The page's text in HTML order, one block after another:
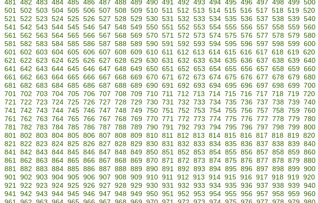
481 482 483 484 485 486 487 488 489 490 491 492 493 494 495 496 497 498 499 500
501 502 503 504 505 506 507 508 509 510 511 512 513 514 515 516 517 518 519 520
521 522 523 524 525 526 527 528 529 530 531 532 533 534 535 536 537 538 539 540
541 542 543 544 545 546 547 548 549 550 551 552 553 554 555 556 557 558 559 560
561 562 563 564 565 566 567 568 569 570 571 572 573 574 575 576 577 578 579 580
581 582 583 584 585 586 587 588 589 590 591 592 593 594 595 596 597 598 599 600
601 602 603 604 605 606 607 608 609 610 611 612 613 614 615 616 617 618 619 620
621 622 623 624 625 626 627 628 629 630 631 632 633 634 635 636 637 638 639 640
641 642 643 644 645 646 647 648 649 650 651 652 653 654 655 656 657 658 659 660
661 662 663 664 665 666 667 668 669 670 671 672 673 674 675 676 677 678 679 680
681 682 683 684 685 686 687 688 689 690 691 692 693 694 695 696 697 698 699 700
701 702 703 704 705 706 707 708 709 710 711 712 713 714 715 716 717 718 719 720
721 722 723 724 725 726 727 728 729 730 731 732 733 734 735 736 737 738 739 740
741 742 743 744 745 746 747 748 749 750 751 752 753 754 755 756 757 758 759 760
761 762 763 764 765 766 767 768 769 770 771 772 773 774 775 776 777 778 779 780
781 782 783 784 785 786 787 788 789 790 791 792 793 794 795 796 797 798 799 800
801 802 803 804 805 806 807 808 809 810 811 812 813 814 815 816 817 818 819 820
821 822 823 824 825 826 827 828 829 830 831 832 833 834 835 836 837 838 839 840
841 842 843 844 845 846 847 848 849 850 851 852 853 854 855 856 857 858 859 860
861 862 863 864 865 866 867 868 869 870 871 872 873 874 875 876 877 878 879 880
881 882 883 884 885 886 887 888 889 890 891 892 893 894 895 896 897 898 899 900
901 902 903 904 905 906 907 908 909 910 911 912 913 914 915 916 917 918 919 920
921 922 923 924 925 926 927 928 929 930 931 932 933 934 935 936 937 938 939 940
941 942 943 944 945 946 947 948 949 950 951 952 953 954 955 956 957 958 959 960